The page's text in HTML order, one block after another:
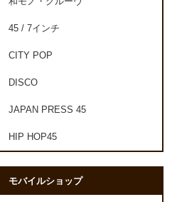
45 / 7インチ
CITY POP
DISCO
JAPAN PRESS 45
HIP HOP45
モバイルショップ